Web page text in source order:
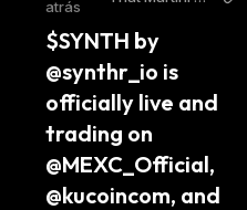
atrás
$SYNTH by
@synthr_io is
officially live and
trading on
@MEXC_Official,
@kucoincom, and